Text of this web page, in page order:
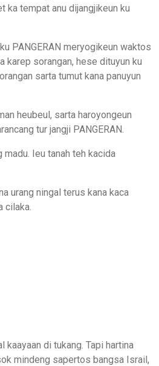
ka tempat anu dijangjikeun ku
PANGERAN meryogikeun waktos
karep sorangan, hese dituyun ku
sarta tumut kana panuyun
heubeul, sarta haroyongeun
tur jangji PANGERAN.
madu. Ieu tanah teh kacida
urang ningal terus kana kaca
cilaka.
di tukang. Tapi hartina
mindeng sapertos bangsa Israil,